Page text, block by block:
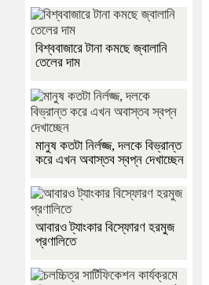
বিশ্ববাজারে টানা কমছে জ্বালানি
তেলের দাম
মানুষ কতটা নির্লজ্জ, দলকে বিভ্রান্ত
করে এখন অবাস্তব স্বপ্ন দেখাচ্ছেন
আবারও ট্যাংকার বিস্ফোরণ হরমুজ
প্রণালিতে